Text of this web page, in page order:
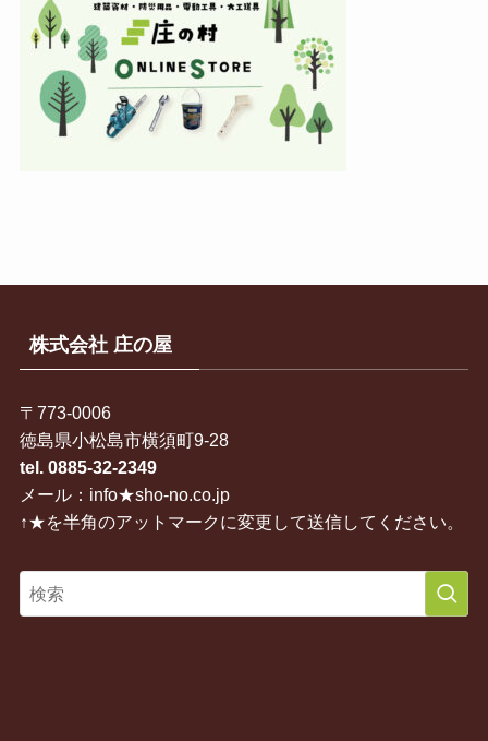
株式会社 庄の屋
〒773-0006
徳島県小松島市横須町9-28
tel. 0885-32-2349
メール：info★sho-no.co.jp
↑★を半角のアットマークに変更して送信してください。